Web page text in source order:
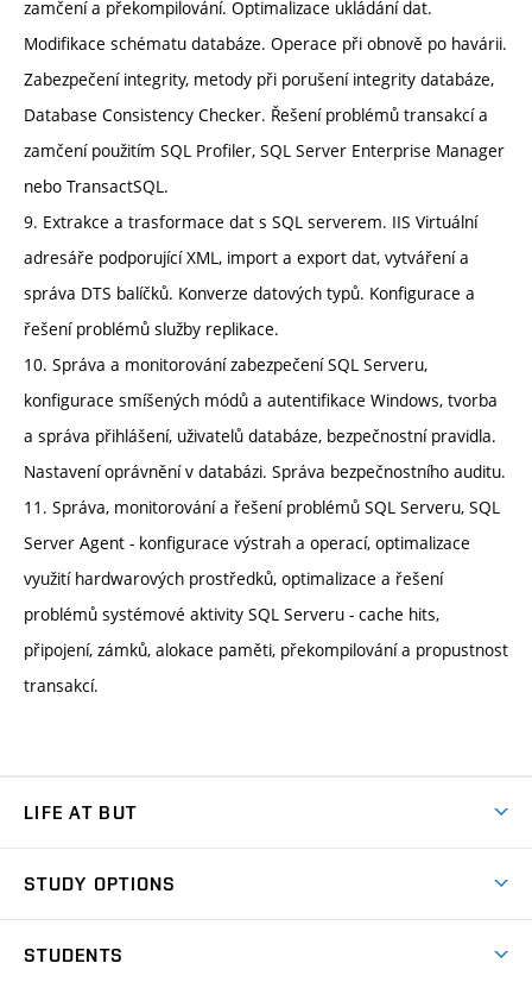
zamčení a překompilování. Optimalizace ukládání dat.
Modifikace schématu databáze. Operace při obnově po havárii.
Zabezpečení integrity, metody při porušení integrity databáze,
Database Consistency Checker. Řešení problémů transakcí a
zamčení použitím SQL Profiler, SQL Server Enterprise Manager
nebo TransactSQL.
9. Extrakce a trasformace dat s SQL serverem. IIS Virtuální
adresáře podporující XML, import a export dat, vytváření a
správa DTS balíčků. Konverze datových typů. Konfigurace a
řešení problémů služby replikace.
10. Správa a monitorování zabezpečení SQL Serveru,
konfigurace smíšených módů a autentifikace Windows, tvorba
a správa přihlášení, uživatelů databáze, bezpečnostní pravidla.
Nastavení oprávnění v databázi. Správa bezpečnostního auditu.
11. Správa, monitorování a řešení problémů SQL Serveru, SQL
Server Agent - konfigurace výstrah a operací, optimalizace
využití hardwarových prostředků, optimalizace a řešení
problémů systémové aktivity SQL Serveru - cache hits,
připojení, zámků, alokace paměti, překompilování a propustnost
transakcí.
LIFE AT BUT
Dormitories
STUDY OPTIONS
STUDENTS